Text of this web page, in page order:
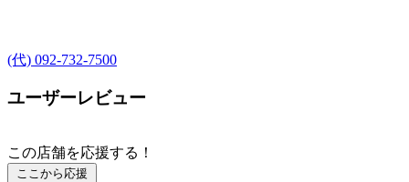
(代) 092-732-7500
ユーザーレビュー
この店舗を応援する！
ここから応援